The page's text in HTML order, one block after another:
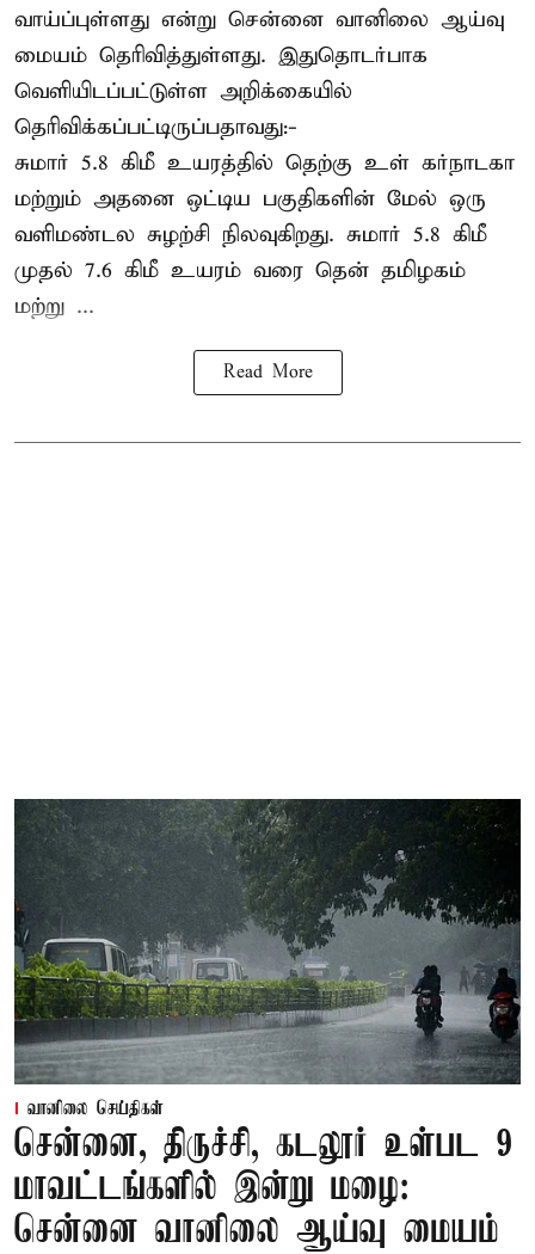
வாய்ப்புள்ளது என்று சென்னை வானிலை ஆய்வு
மையம் தெரிவித்துள்ளது. இதுதொடர்பாக
வெளியிடப்பட்டுள்ள அறிக்கையில்
தெரிவிக்கப்பட்டிருப்பதாவது:-
சுமார் 5.8 கிமீ உயரத்தில் தெற்கு உள் கர்நாடகா
மற்றும் அதனை ஒட்டிய பகுதிகளின் மேல் ஒரு
வளிமண்டல சுழற்சி நிலவுகிறது. சுமார் 5.8 கிமீ
முதல் 7.6 கிமீ உயரம் வரை தென் தமிழகம்
மற்று ...
Read More
வானிலை செய்திகள்
சென்னை, திருச்சி, கடலூர் உள்பட 9
மாவட்டங்களில் இன்று மழை:
சென்னை வானிலை ஆய்வு மையம்